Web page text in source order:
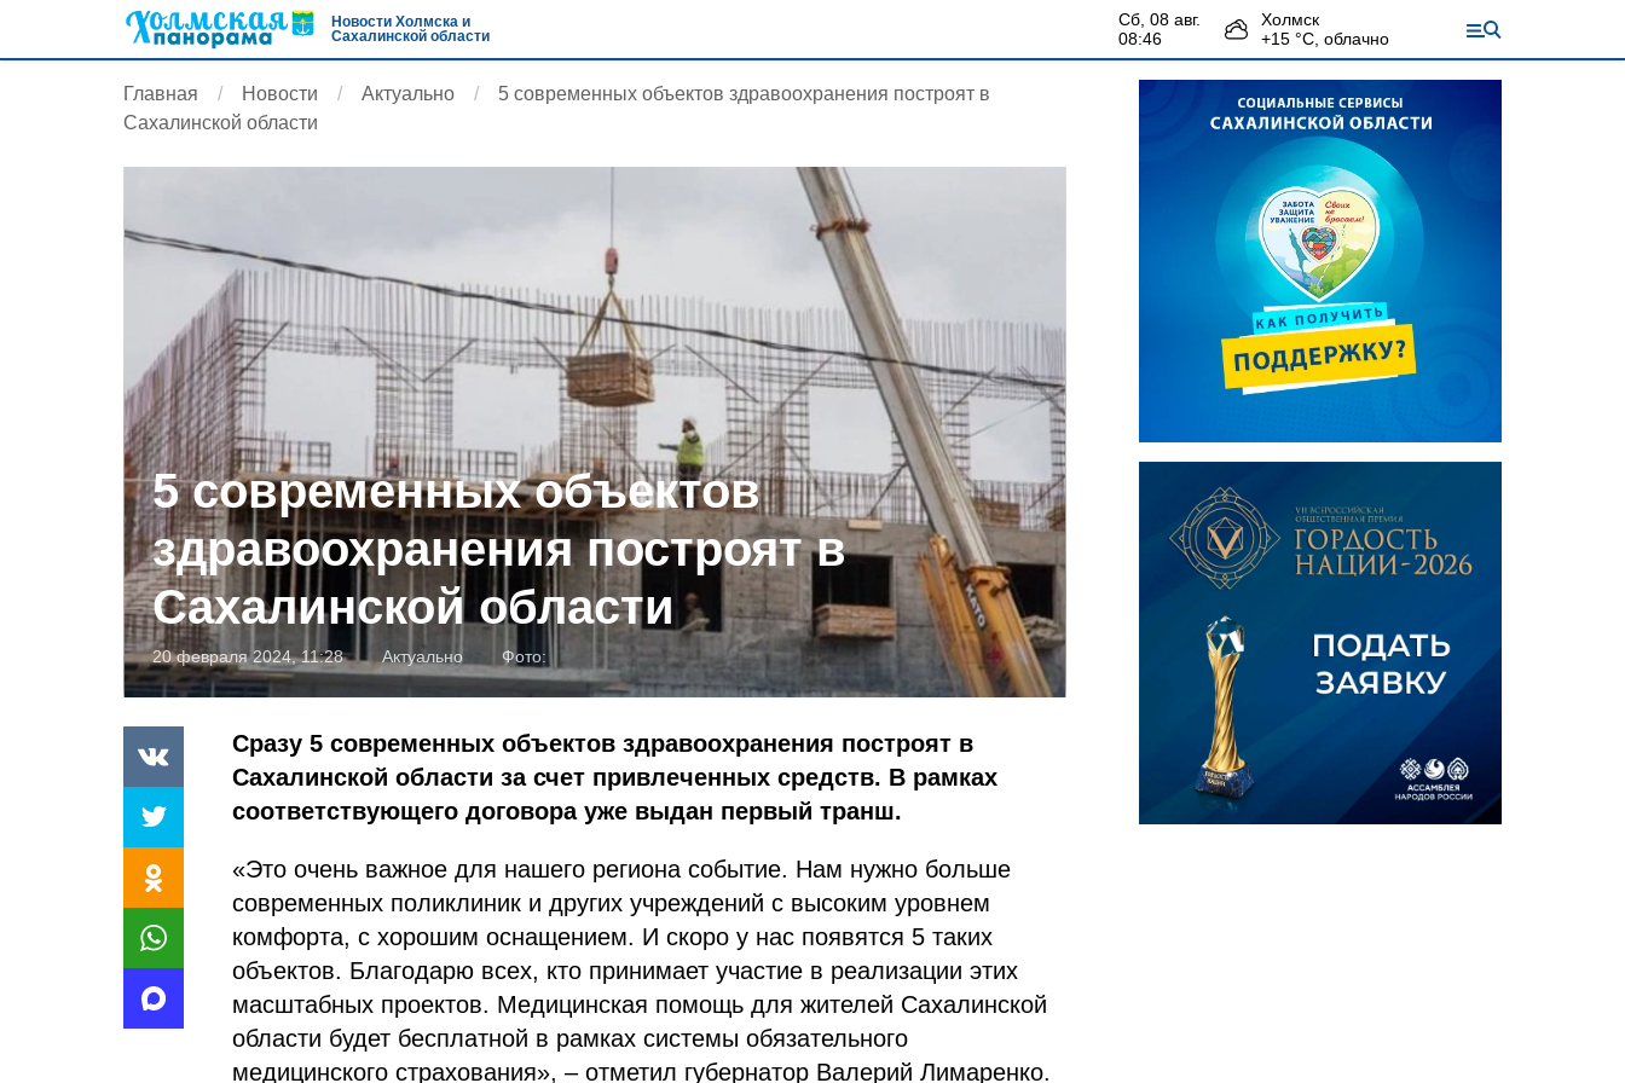
Новости Холмска и
Сахалинской области
сб, 08 авг.
08:46
Холмск
+15 °С, облачно
Главная Новости Актуально
5 современных объектов здравоохранения построят в
Сахалинской области
5 современных объектов
здравоохранения построят в
Сахалинской области
20 февраля 2024, 11:28 Актуально Фото:
Сразу 5 современных объектов здравоохранения построят в
Сахалинской области за счет привлеченных средств. В рамках
соответствующего договора уже выдан первый транш.
«Это очень важное для нашего региона событие. Нам нужно больше
современных поликлиник и других учреждений с высоким уровнем
комфорта, с хорошим оснащением. И скоро у нас появятся 5 таких
объектов. Благодарю всех, кто принимает участие в реализации этих
масштабных проектов. Медицинская помощь для жителей Сахалинской
области будет бесплатной в рамках системы обязательного
медицинского страхования», – отметил губернатор Валерий Лимаренко.